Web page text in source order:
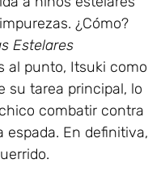
¿Cómo?
Estelares
al punto, Itsuki como
su tarea principal, lo
combatir contra
En definitiva,